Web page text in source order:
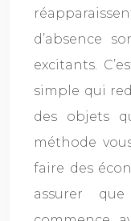
d’absence
excitants.
simple qui
des objets
méthode
faire des
assurer